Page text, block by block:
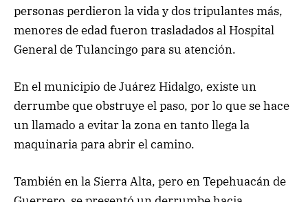
personas perdieron la vida y dos tripulantes más,
menores de edad fueron trasladados al Hospital
General de Tulancingo para su atención.
En el municipio de Juárez Hidalgo, existe un
derrumbe que obstruye el paso, por lo que se hace
un llamado a evitar la zona en tanto llega la
maquinaria para abrir el camino.
También en la Sierra Alta, pero en Tepehuacán de